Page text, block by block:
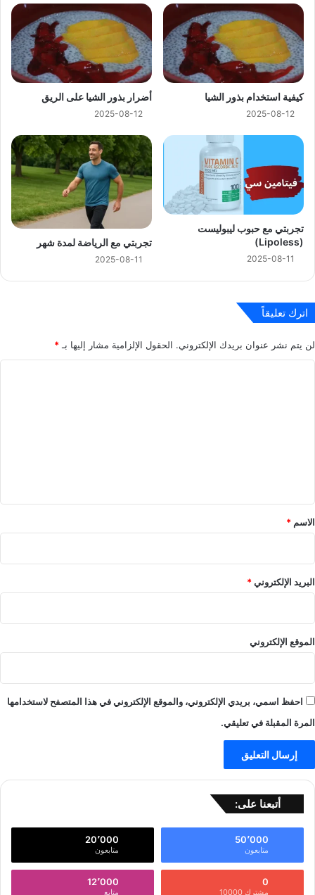
كيفية استخدام بذور الشيا
2025-08-12
أضرار بذور الشيا على الريق
2025-08-12
تجربتي مع حبوب ليبوليست
(Lipoless)
2025-08-11
تجربتي مع الرياضة لمدة شهر
2025-08-11
اترك تعليقاً
لن يتم نشر عنوان بريدك الإلكتروني. الحقول الإلزامية مشار إليها بـ *
*
الاسم *
البريد الإلكتروني*
الموقع الإلكتروني
احفظ اسمي، بريدي الإلكتروني، والموقع الإلكتروني في هذا المتصفح لاستخدامها
المرة المقبلة في تعليقي.
أتبعنا على:
50٬000
متابعون
20٬000
متابعون
0
مشترك 10000
12٬000
متابع